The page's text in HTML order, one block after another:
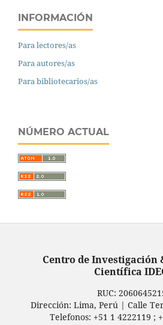
INFORMACIÓN
Para lectores/as
Para autores/as
Para bibliotecarios/as
NÚMERO ACTUAL
Centro de Investigación
Científica
RUC:
Dirección: Lima, Perú | Calle
Telefonos: +51 1 4222119 ;